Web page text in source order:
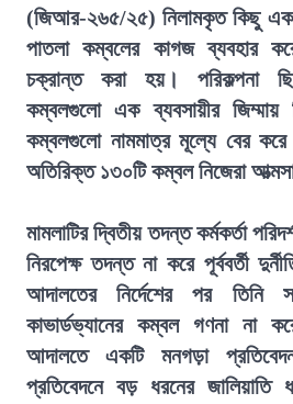
(জিআর-২৬৫/২৫) নিলামকৃত কিছু এক
পাতলা কম্বলের কাগজ ব্যবহার
চক্রান্ত করা হয়। পরিকল্পনা
কম্বলগুলো এক ব্যবসায়ীর জিম্মায়
কম্বলগুলো নামমাত্র মূল্যে বের
অতিরিক্ত ১৩০টি কম্বল নিজেরা
মামলাটির দ্বিতীয় তদন্ত কর্মকর্তা
নিরপেক্ষ তদন্ত না করে পূর্ববর্তী
আদালতের নির্দেশের পর তিনি
কাভার্ডভ্যানের কম্বল গণনা না
আদালতে একটি মনগড়া
প্রতিবেদনে বড় ধরনের